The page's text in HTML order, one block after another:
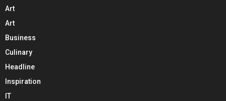
Art
Art
Business
Culinary
Headline
Inspiration
IT